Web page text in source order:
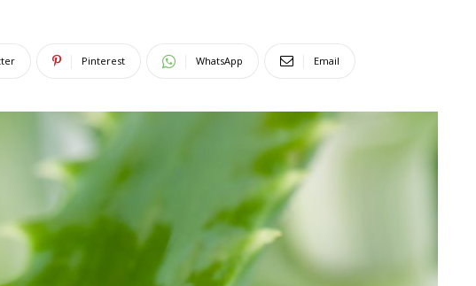
Pinterest WhatsApp Email